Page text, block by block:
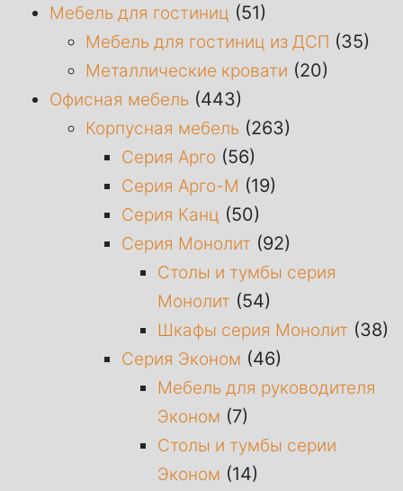
Мебель для гостиниц (51)
Мебель для гостиниц из ДСП (35)
Металлические кровати (20)
Офисная мебель (443)
Корпусная мебель (263)
Серия Арго (56)
Серия Арго-М (19)
Серия Канц (50)
Серия Монолит (92)
Столы и тумбы серия
Монолит (54)
Шкафы серия Монолит (38)
Серия Эконом (46)
Мебель для руководителя
Эконом (7)
Столы и тумбы серии
Эконом (14)